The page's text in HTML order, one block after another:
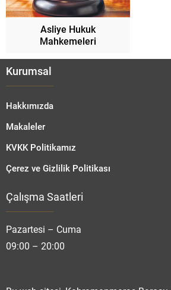
Asliye Hukuk
Mahkemeleri
Kurumsal
Hakkımızda
Makaleler
KVKK Politikamız
Çerez ve Gizlilik Politikası
Çalışma Saatleri
Pazartesi – Cuma
09:00 – 20:00